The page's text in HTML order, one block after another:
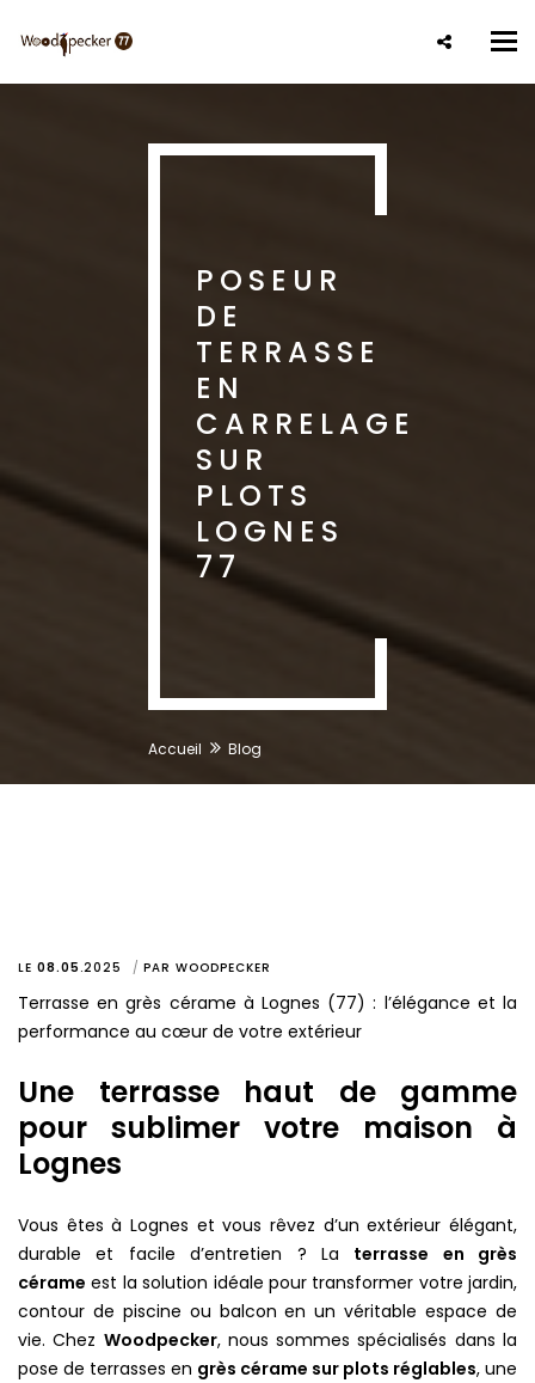
contenu
POSEUR
DE
TERRASSE
EN
CARRELAGE
SUR
PLOTS
LOGNES
77
Accueil Blog
LE 08.05 .2025 PAR WOODPECKER
Terrasse en grès cérame à Lognes (77) : l’élégance et la
performance au cœur de votre extérieur
Une terrasse haut de gamme
pour sublimer votre maison à
Lognes
Vous êtes à Lognes et vous rêvez d’un extérieur élégant,
durable et facile d’entretien ? La terrasse en grès
cérame est la solution idéale pour transformer votre jardin,
contour de piscine ou balcon en un véritable espace de
vie. Chez Woodpecker, nous sommes spécialisés dans la
pose de terrasses en grès cérame sur plots réglables, une